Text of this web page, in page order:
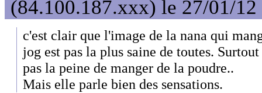
(84.100.187.xxx) le 27/01/12
c'est clair que l'image de la nana qui
jog est pas la plus saine de toutes.
pas la peine de manger de la poudre..
Mais elle parle bien des sensations.